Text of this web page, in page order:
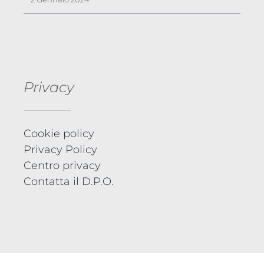
Privacy
Cookie policy
Privacy Policy
Centro privacy
Contatta il D.P.O.